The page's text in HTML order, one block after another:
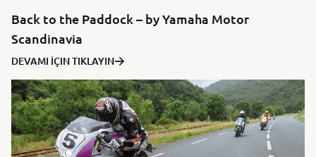
Back to the Paddock – by Yamaha Motor
Scandinavia
DEVAMI İÇIN TIKLAYIN